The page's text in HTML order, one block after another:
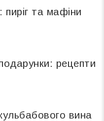
та мафіни
рецепти
вина